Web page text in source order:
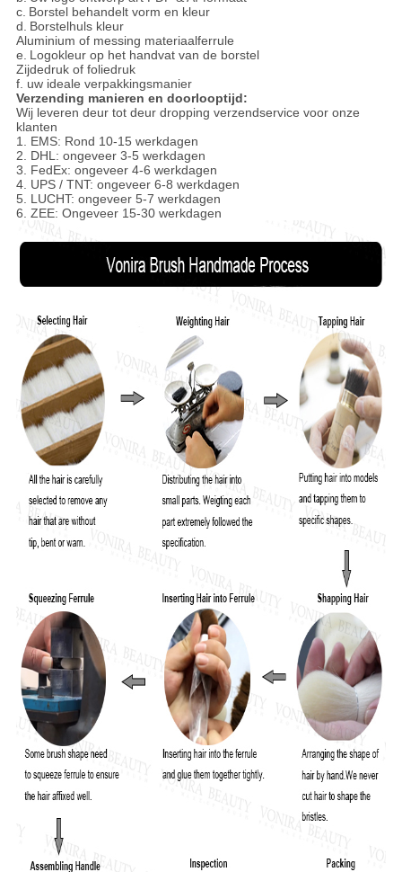
c. Borstel behandelt vorm en kleur
d. Borstelhuls kleur
Aluminium of messing materiaalferrule
e. Logokleur op het handvat van de borstel
Zijdedruk of foliedruk
f. uw ideale verpakkingsmanier
Verzending manieren en doorlooptijd:
Wij leveren deur tot deur dropping verzendservice voor onze
klanten
1. EMS: Rond 10-15 werkdagen
2. DHL: ongeveer 3-5 werkdagen
3. FedEx: ongeveer 4-6 werkdagen
4. UPS / TNT: ongeveer 6-8 werkdagen
5. LUCHT: ongeveer 5-7 werkdagen
6. ZEE: Ongeveer 15-30 werkdagen